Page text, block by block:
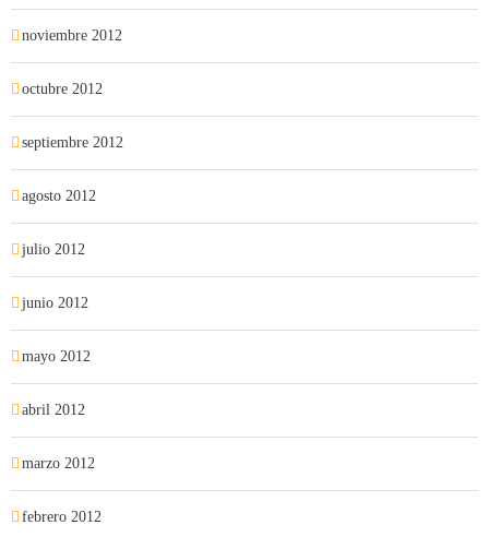
noviembre 2012
octubre 2012
septiembre 2012
agosto 2012
julio 2012
junio 2012
mayo 2012
abril 2012
marzo 2012
febrero 2012